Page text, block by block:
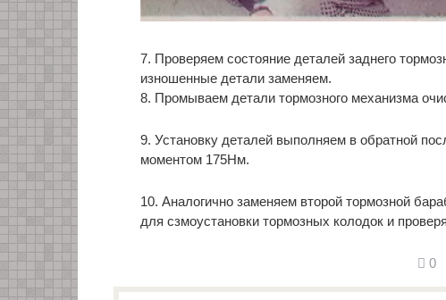
7. Проверяем состояние деталей заднего
изношенные детали заменяем.
8. Промываем детали тормозного механизма
9. Установку деталей выполняем в обратной
моментом 175Нм.
10. Аналогично заменяем второй тормозной
для сзмоустановки тормозных колодок и
0